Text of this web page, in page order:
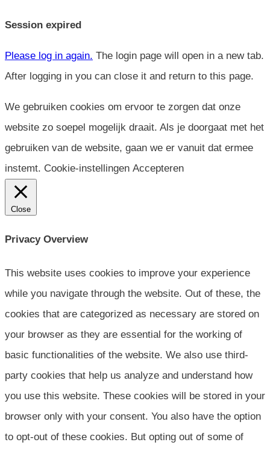
Session expired
Please log in again. The login page will open in a new tab.
After logging in you can close it and return to this page.
We gebruiken cookies om ervoor te zorgen dat onze
website zo soepel mogelijk draait. Als je doorgaat met het
gebruiken van de website, gaan we er vanuit dat ermee
instemt. Cookie-instellingen Accepteren
Close
Privacy Overview
This website uses cookies to improve your experience
while you navigate through the website. Out of these, the
cookies that are categorized as necessary are stored on
your browser as they are essential for the working of
basic functionalities of the website. We also use third-
party cookies that help us analyze and understand how
you use this website. These cookies will be stored in your
browser only with your consent. You also have the option
to opt-out of these cookies. But opting out of some of